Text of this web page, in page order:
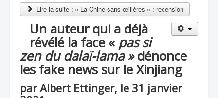
Lire la suite : « La Chine sans œillères » : recension
Un auteur qui a déjà
révélé la face « pas si
zen du dalaï-lama »dénonce
les fake news sur le Xinjiang
par Albert Ettinger, le 31 janvier